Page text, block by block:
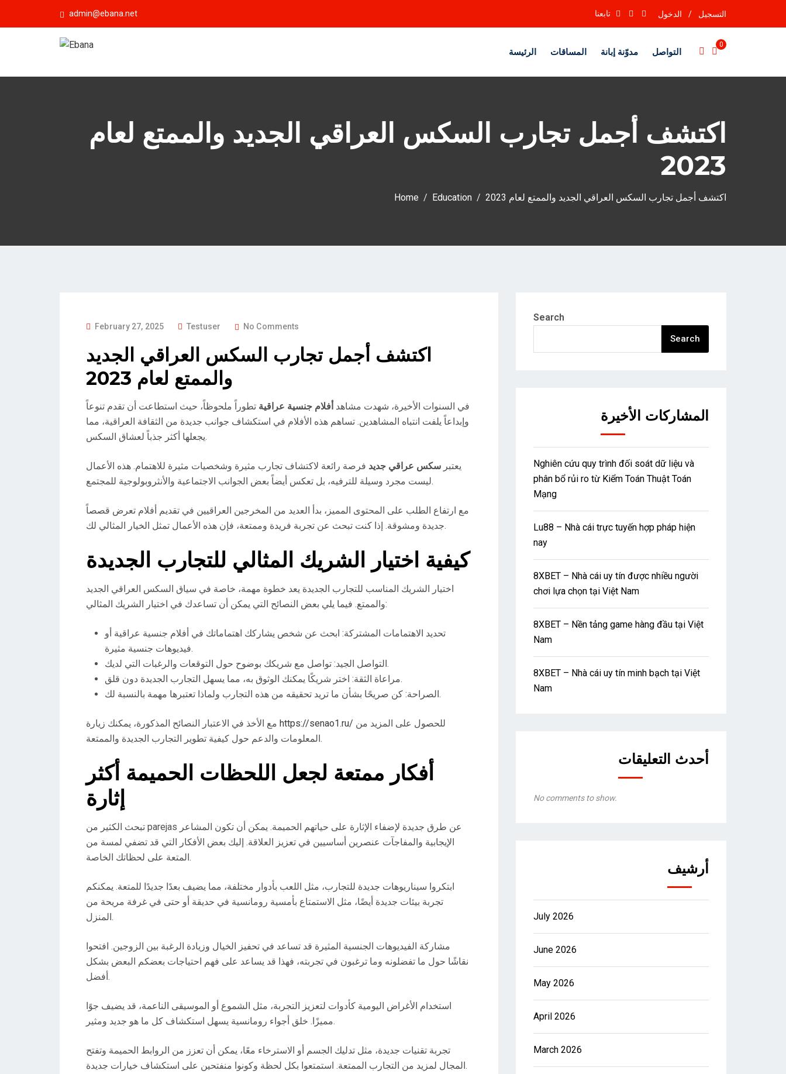
admin@ebana.net تابعنا الدخول / التسجيل
0
الرئيسة المساقات مدوّنة إبانة التواصل
اكتشف أجمل تجارب السكس العراقي الجديد والممتع لعام
2023
Home Education اكتشف أجمل تجارب السكس العراقي الجديد والممتع لعام 2023
P
S
T
E
February 27, 2025 Testuser No Comments
اكتشف أجمل تجارب السكس العراقي الجديد
والممتع لعام 2023
في السنوات الأخيرة، شهدت مشاهد أفلام جنسية عراقية تطوراً ملحوظاً، حيث استطاعت أن تقدم تنوعاً
وإبداعاً يلفت انتباه المشاهدين. تساهم هذه الأفلام في استكشاف جوانب جديدة من الثقافة العراقية، مما
يجعلها أكثر جذباً لعشاق السكس.
يعتبر سكس عراقي جديد فرصة رائعة لاكتشاف تجارب مثيرة وشخصيات مثيرة للاهتمام. هذه الأعمال
ليست مجرد وسيلة للترفيه، بل تعكس أيضاً بعض الجوانب الاجتماعية والأنثروبولوجية للمجتمع.
مع ارتفاع الطلب على المحتوى المميز، بدأ العديد من المخرجين العراقيين في تقديم أفلام تعرض قصصاً
جديدة ومشوقة. إذا كنت تبحث عن تجربة فريدة وممتعة، فإن هذه الأعمال تمثل الخيار المثالي لك.
كيفية اختيار الشريك المثالي للتجارب الجديدة
اختيار الشريك المناسب للتجارب الجديدة يعد خطوة مهمة، خاصة في سياق السكس العراقي الجديد
والممتع. فيما يلي بعض النصائح التي يمكن أن تساعدك في اختيار الشريك المثالي:
تحديد الاهتمامات المشتركة: ابحث عن شخص يشاركك اهتماماتك في أفلام جنسية عراقية أو
فيديوهات جنسية مثيرة.
التواصل الجيد: تواصل مع شريكك بوضوح حول التوقعات والرغبات التي لديك.
مراعاة الثقة: اختر شريكًا يمكنك الوثوق به، مما يسهل التجارب الجديدة دون قلق.
الصراحة: كن صريحًا بشأن ما تريد تحقيقه من هذه التجارب ولماذا تعتبرها مهمة بالنسبة لك.
https://senao1.ru/
المعلومات والدعم حول كيفية تطوير التجارب الجديدة والممتعة.
أفكار ممتعة لجعل اللحظات الحميمة أكثر
إثارة
تبحث الكثير من parejas عن طرق جديدة لإضفاء الإثارة على حياتهم الحميمة. يمكن أن تكون المشاعر
الإيجابية والمفاجآت عنصرين أساسيين في تعزيز العلاقة. إليك بعض الأفكار التي قد تضفي لمسة من
المتعة على لحظاتك الخاصة.
ابتكروا سيناريوهات جديدة للتجارب، مثل اللعب بأدوار مختلفة، مما يضيف بعدًا جديدًا للمتعة. يمكنكم
تجربة بيئات جديدة أيضًا، مثل الاستمتاع بأمسية رومانسية في حديقة أو حتى في غرفة مريحة من
المنزل.
مشاركة الفيديوهات الجنسية المثيرة قد تساعد في تحفيز الخيال وزيادة الرغبة بين الزوجين. افتحوا
نقاشًا حول ما تفضلونه وما ترغبون في تجربته، فهذا قد يساعد على فهم احتياجات بعضكم البعض بشكل
أفضل.
استخدام الأغراض اليومية كأدوات لتعزيز التجربة، مثل الشموع أو الموسيقى الناعمة، قد يضيف جوًا
مميزًا. خلق أجواء رومانسية يسهل استكشاف كل ما هو جديد ومثير.
تجربة تقنيات جديدة، مثل تدليك الجسم أو الاسترخاء معًا، يمكن أن تعزز من الروابط الحميمة وتفتح
المجال لمزيد من التجارب الممتعة. استمتعوا بكل لحظة وكونوا منفتحين على استكشاف خيارات جديدة.
Search
Search
المشاركات الأخيرة
Nghiên cứu quy trình đối soát dữ liệu và
phân bổ rủi ro từ Kiểm Toán Thuật Toán
Mạng
Lu88 – Nhà cái trực tuyến hợp pháp hiện
nay
8XBET – Nhà cái uy tín được nhiều người
chơi lựa chọn tại Việt Nam
8XBET – Nền tảng game hàng đầu tại Việt
Nam
8XBET – Nhà cái uy tín minh bạch tại Việt
Nam
أحدث التعليقات
No comments to show.
أرشيف
July 2026
June 2026
May 2026
April 2026
March 2026